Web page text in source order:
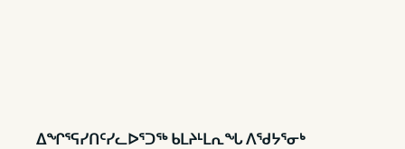
ᐃᖏᕐᕋᓯᑎᑦᓯᓚᐅᕐᑐᖅ ᑲᒪᔨᒻᒪᕆᖓ ᐱᖁᔭᕐᓂᒃ